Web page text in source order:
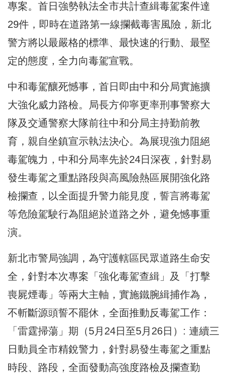
專案。 首日強勢執法全市共計查緝毒駕案件達
29件 ，即時在道路第一線攔截毒害風險，新北
警方將以最嚴格的標準、最快速的行動、最堅
定的態度， 全力向毒駕宣戰。
中和毒駕釀死憾事，首日即由中和分局實施擴
大強化威力路檢。局長方仰寧更率刑事警察大
隊及交通警察大隊前往中和分局主持勤前教
育，親自坐鎮宣示執法決心。為展現強力阻絕
毒駕魄力，中和分局率先於24日深夜，針對易
發生毒駕之重點路段與高風險熱區展開強化路
檢攔查，以全面提升警力能見度，誓言將毒駕
等危險駕駛行為阻絕於道路之外，避免憾事重
演。
新北市警局強調，為守護轄區民眾道路生命安
全，針對本次專案「強化毒駕查緝」及「打擊
喪屍煙毒」等兩大主軸，實施鐵腕緝捕作為，
不斬斷源頭誓不罷休，全面推動反毒駕工作：
「雷霆掃蕩」期（5月24日至5月26日）: 連續三
日動員全市精銳警力，針對易發生毒駕之重點
時段、路段，全面發動高強度路檢及攔查勤